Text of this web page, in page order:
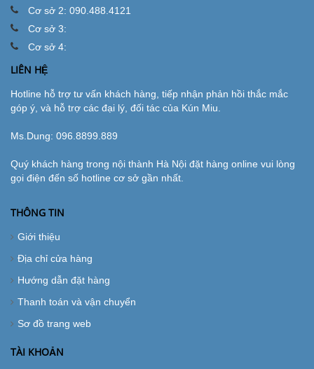
Cơ sở 2: 090.488.4121
Cơ sở 3:
Cơ sở 4:
LIÊN HỆ
Hotline hỗ trợ tư vấn khách hàng, tiếp nhận phản hồi thắc mắc
góp ý, và hỗ trợ các đại lý, đối tác của Kún Miu.
Ms.Dung: 096.8899.889
Quý khách hàng trong nội thành Hà Nội đặt hàng online vui lòng
gọi điện đến số hotline cơ sở gần nhất.
THÔNG TIN
Giới thiệu
Địa chỉ cửa hàng
Hướng dẫn đặt hàng
Thanh toán và vận chuyển
Sơ đồ trang web
TÀI KHOẢN